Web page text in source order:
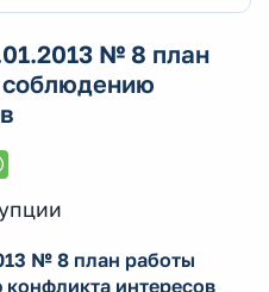
№ 8 план
соблюдению
№ 8 план работы
интересов